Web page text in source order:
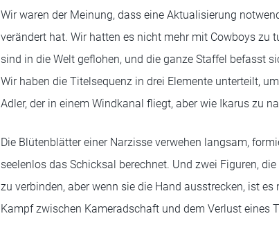
Wir waren der Meinung, dass eine Aktualisierung
verändert hat. Wir hatten es nicht mehr mit Cowboys zu
sind in die Welt geflohen, und die ganze Staffel befasst
Wir haben die Titelsequenz in drei Elemente unterteilt,
Adler, der in einem Windkanal fliegt, aber wie Ikarus zu
Die Blütenblätter einer Narzisse verwehen langsam,
seelenlos das Schicksal berechnet. Und zwei Figuren,
zu verbinden, aber wenn sie die Hand ausstrecken, ist
Kampf zwischen Kameradschaft und dem Verlust eines